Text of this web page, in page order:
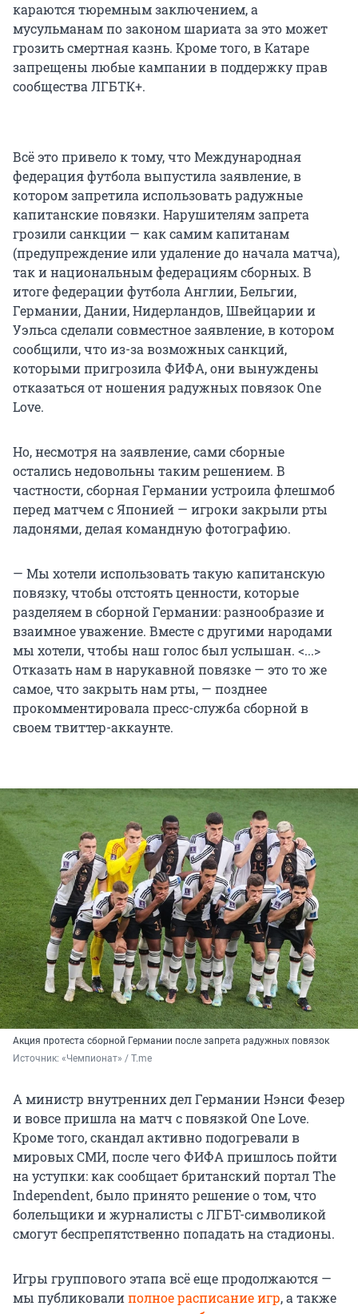
караются тюремным заключением, а
мусульманам по законом шариата за это может
грозить смертная казнь. Кроме того, в Катаре
запрещены любые кампании в поддержку прав
сообщества ЛГБТК+.
Всё это привело к тому, что Международная
федерация футбола выпустила заявление, в
котором запретила использовать радужные
капитанские повязки. Нарушителям запрета
грозили санкции — как самим капитанам
(предупреждение или удаление до начала матча),
так и национальным федерациям сборных. В
итоге федерации футбола Англии, Бельгии,
Германии, Дании, Нидерландов, Швейцарии и
Уэльса сделали совместное заявление, в котором
сообщили, что из-за возможных санкций,
которыми пригрозила ФИФА, они вынуждены
отказаться от ношения радужных повязок One
Love.
Но, несмотря на заявление, сами сборные
остались недовольны таким решением. В
частности, сборная Германии устроила флешмоб
перед матчем с Японией — игроки закрыли рты
ладонями, делая командную фотографию.
— Мы хотели использовать такую капитанскую
повязку, чтобы отстоять ценности, которые
разделяем в сборной Германии: разнообразие и
взаимное уважение. Вместе с другими народами
мы хотели, чтобы наш голос был услышан. <...>
Отказать нам в нарукавной повязке — это то же
самое, что закрыть нам рты, — позднее
прокомментировала пресс-служба сборной в
своем твиттер-аккаунте.
Акция протеста сборной Германии после запрета радужных повязок
Источник: «Чемпионат» / T.me
А министр внутренних дел Германии Нэнси Фезер
и вовсе пришла на матч с повязкой One Love.
Кроме того, скандал активно подогревали в
мировых СМИ, после чего ФИФА пришлось пойти
на уступки: как сообщает британский портал The
Independent, было принято решение о том, что
болельщики и журналисты с ЛГБТ-символикой
смогут беспрепятственно попадать на стадионы.
Игры группового этапа всё еще продолжаются —
мы публиковалиполное расписание игр, а также